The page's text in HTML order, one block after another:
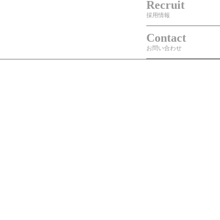
Recruit
採用情報
Contact
お問い合わせ